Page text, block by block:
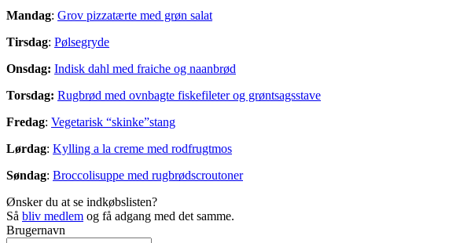
Mandag: Grov pizzatærte med grøn salat
Tirsdag: Pølsegryde
Onsdag: Indisk dahl med fraiche og naanbrød
Torsdag: Rugbrød med ovnbagte fiskefileter og grøntsagsstave
Fredag: Vegetarisk “skinke”stang
Lørdag: Kylling a la creme med rodfrugtmos
Søndag: Broccolisuppe med rugbrødscroutoner
Ønsker du at se indkøbslisten?
Så bliv medlem og få adgang med det samme.
Brugernavn